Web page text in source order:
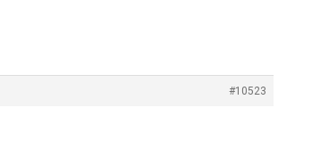
#10523